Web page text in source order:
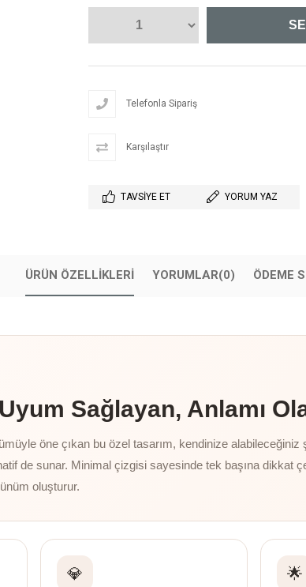
Telefonla Sipariş
Karşılaştır
TAVSIYE ET YORUM YAZ
ÜRÜN ÖZELLIKLERI YORUMLAR(0) ÖDEME
Sağlayan, Anlamı
öne çıkan bu özel tasarım, kendinize alabileceğiniz
de sunar. Minimal çizgisi sayesinde tek başına dikkat
oluşturur.
💎 🌟